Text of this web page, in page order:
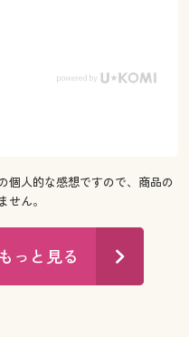
個人的な感想ですので、商品の
ん。
っと見る